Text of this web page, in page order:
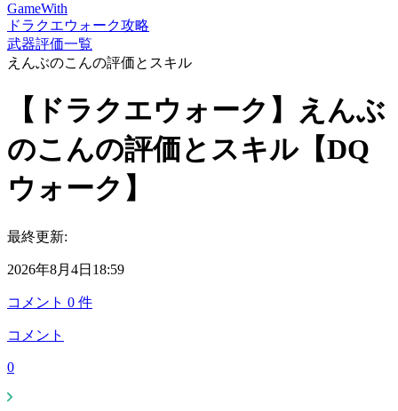
GameWith
ドラクエウォーク攻略
武器評価一覧
えんぶのこんの評価とスキル
【ドラクエウォーク】えんぶ
のこんの評価とスキル【DQ
ウォーク】
最終更新:
2026年8月4日18:59
コメント 0 件
コメント
0